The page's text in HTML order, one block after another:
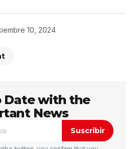
10, 2024
electrónico no será
obligatorios están
Date with the
News
Suscribir